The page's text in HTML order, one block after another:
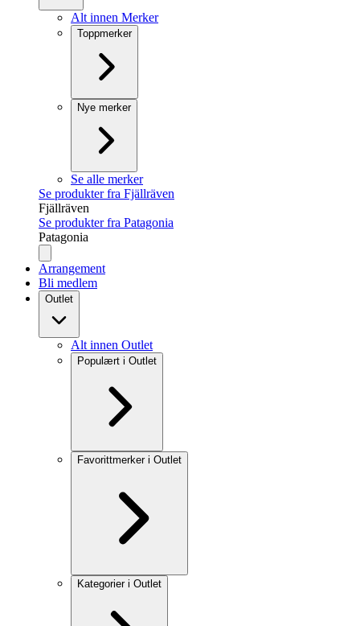
Alt innen Merker
Toppmerker
Nye merker
Se alle merker
Se produkter fra Fjällräven
Fjällräven
Se produkter fra Patagonia
Patagonia
Arrangement
Bli medlem
Outlet
Alt innen Outlet
Populært i Outlet
Favorittmerker i Outlet
Kategorier i Outlet